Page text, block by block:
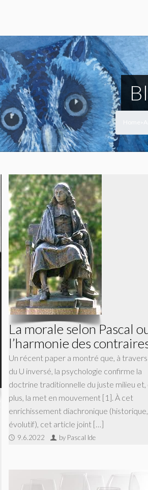
La morale selon Pascal
l’harmonie des
Un récent paper a montré que, à travers
du U inversé, la psychologie confirme la
doctrine traditionnelle du juste milieu et,
plus, la met en mouvement [1]. À cet
enrichissement diachronique (historique,
évolutif), cet article joint […]
9.6.2022 by Pascal Ide